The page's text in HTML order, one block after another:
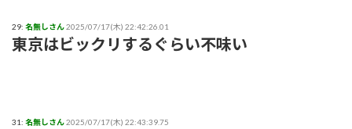
29: 名無しさん2025/07/17(木) 22:42:26.01
東京はビックリするぐらい不味い
31: 名無しさん2025/07/17(木) 22:43:39.75